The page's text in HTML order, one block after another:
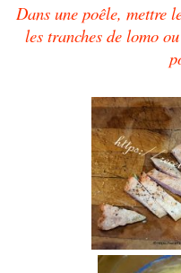
Dans une poêle, mettre
les tranches de lomo